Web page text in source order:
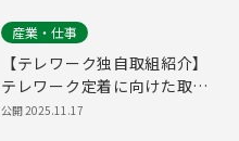
産業・仕事
【テレワーク独自取組紹介】
テレワーク定着に向けた取組
について【シェイプウィン
公開2025.11.17